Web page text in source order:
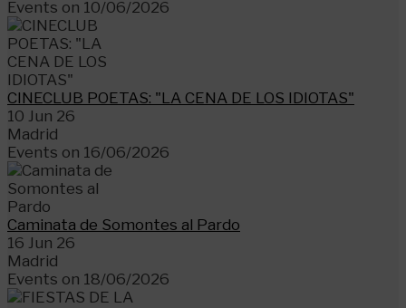
Events on 10/06/2026
CINECLUB POETAS: "LA CENA DE LOS IDIOTAS"
10 Jun 26
Madrid
Events on 16/06/2026
Caminata de Somontes al Pardo
16 Jun 26
Madrid
Events on 18/06/2026